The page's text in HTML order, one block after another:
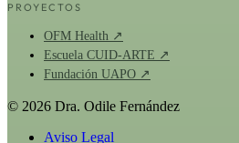
PROYECTOS
OFM Health ↗
Escuela CUID-ARTE ↗
Fundación UAPO ↗
© 2026 Dra. Odile Fernández
Aviso Legal